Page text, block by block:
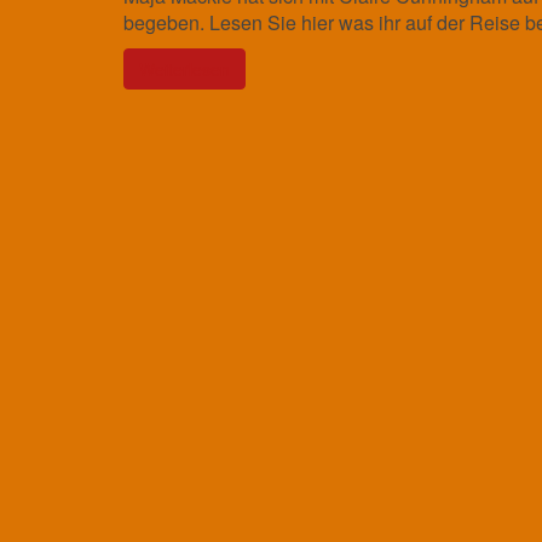
begeben. Lesen Sie hier was ihr auf der Reise